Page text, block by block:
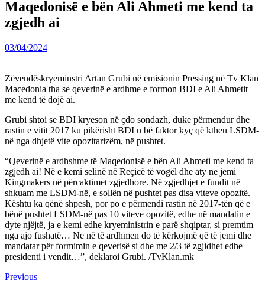
Maqedonisë e bën Ali Ahmeti me kend ta
zgjedh ai
03/04/2024
Zëvendëskryeminstri Artan Grubi në emisionin Pressing në Tv Klan
Macedonia tha se qeverinë e ardhme e formon BDI e Ali Ahmetit
me kend të dojë ai.
Grubi shtoi se BDI kryeson në çdo sondazh, duke përmendur dhe
rastin e vitit 2017 ku pikërisht BDI u bë faktor kyç që ktheu LSDM-
në nga dhjetë vite opozitarizëm, në pushtet.
“Qeverinë e ardhshme të Maqedonisë e bën Ali Ahmeti me kend ta
zgjedh ai! Në e kemi selinë në Reçicë të vogël dhe aty ne jemi
Kingmakers në përcaktimet zgjedhore. Në zgjedhjet e fundit në
shkuam me LSDM-në, e sollën në pushtet pas disa viteve opozitë.
Kështu ka qënë shpesh, por po e përmendi rastin në 2017-tën që e
bënë pushtet LSDM-në pas 10 viteve opozitë, edhe në mandatin e
dyte njëjtë, ja e kemi edhe kryeministrin e parë shqiptar, si premtim
nga ajo fushatë… Ne në të ardhmen do të kërkojmë që të jemi dhe
mandatar për formimin e qeverisë si dhe me 2/3 të zgjidhet edhe
presidenti i vendit…”, deklaroi Grubi. /TvKlan.mk
Continue
PreviousPrevious